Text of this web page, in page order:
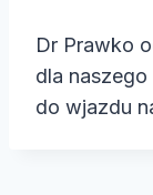
d
e
o
Dr Prawko
dla
do wjazdu